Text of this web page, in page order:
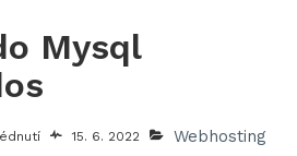
Mysql
15. 6. 2022 Webhosting